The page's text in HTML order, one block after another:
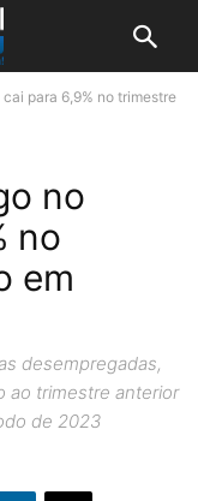
para 6,9% no trimestre
no
no
em
desempregadas,
ao trimestre anterior
de 2023